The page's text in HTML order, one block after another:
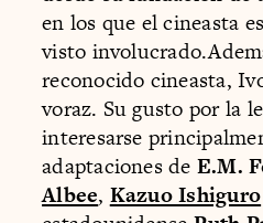
en los que el cineasta
visto
reconocido cineasta,
voraz. Su gusto por la
interesarse
adaptaciones de E.M.
Albee, Kazuo Ishiguro